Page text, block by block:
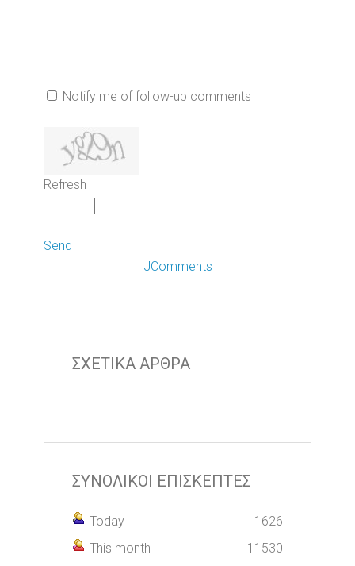
Notify me of follow-up comments
Refresh
Send
JComments
ΣΧΕΤΙΚΑ ΑΡΘΡΑ
ΣΥΝΟΛΙΚΟΙ ΕΠΙΣΚΕΠΤΕΣ
Today
1626
This month
11530